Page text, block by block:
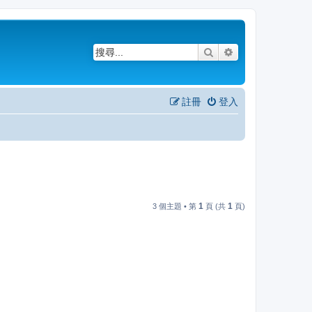
搜尋
登入
註冊
3 個主題 • 第 1 頁 (共 1 頁)